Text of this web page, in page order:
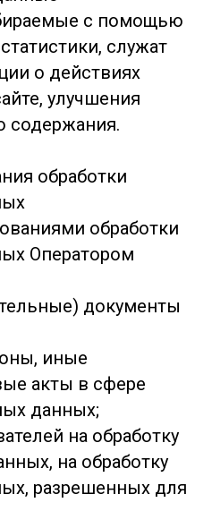
с помощью
служат
о действиях
улучшения
содержания.
обработки
обработки
Оператором
документы
иные
акты в сфере
данных;
на обработку
на обработку
разрешенных для